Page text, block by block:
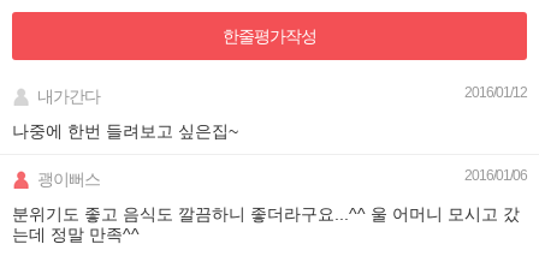
한줄평가작성
내가간다 2016/01/12
나중에 한번 들려보고 싶은집~
괭이뻐스 2016/01/06
분위기도 좋고 음식도 깔끔하니 좋더라구요...^^ 울 어머니 모시고 갔
는데 정말 만족^^